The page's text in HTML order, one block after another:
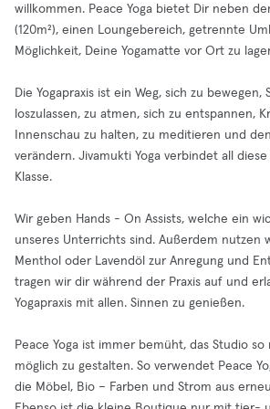
willkommen. Peace Yoga bietet Dir neben
(120m²), einen Loungebereich, getrennte
Möglichkeit, Deine Yogamatte vor Ort zu
Die Yogapraxis ist ein Weg, sich zu bewegen,
loszulassen, zu atmen, sich zu entspannen,
Innenschau zu halten, zu meditieren und
verändern. Jivamukti Yoga verbindet all
Klasse.
Wir geben Hands - On Assists, welche ein
unseres Unterrichts sind. Außerdem nutzen
Menthol oder Lavendöl zur Anregung und
tragen wir dir während der Praxis auf und
Yogapraxis mit allen. Sinnen zu genießen.
Peace Yoga ist immer bemüht, das Studio so
möglich zu gestalten. So verwendet Peace
die Möbel, Bio – Farben und Strom aus